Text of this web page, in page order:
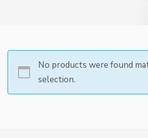
No products were found
selection.